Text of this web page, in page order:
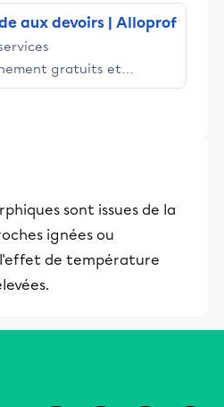
aux devoirs | Alloprof
gratuits et
engage les élèves
dans la réussite
sont issues de la
ignées ou
l'effet de température